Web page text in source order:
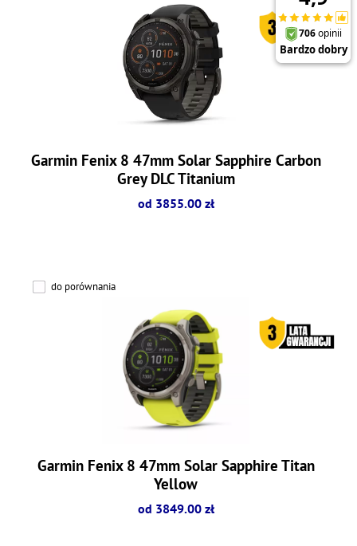
Garmin Fenix 8 47mm Solar Sapphire Carbon
Grey DLC Titanium
od 3855.00 zł
do porównania
Garmin Fenix 8 47mm Solar Sapphire Titan
Yellow
od 3849.00 zł